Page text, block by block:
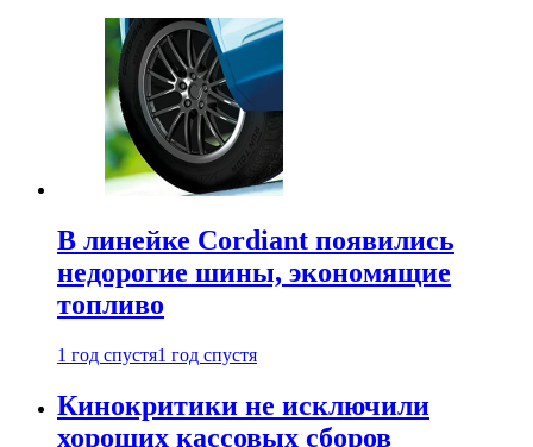
В линейке Cordiant появились
недорогие шины, экономящие
топливо
1 год спустя1 год спустя
Кинокритики не исключили
хороших кассовых сборов